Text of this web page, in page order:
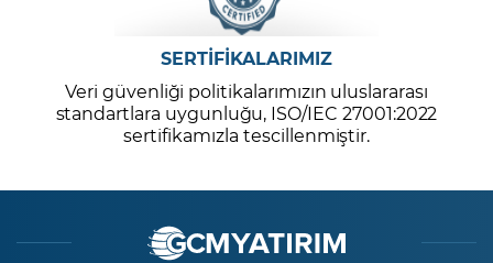
SERTİFİKALARIMIZ
Veri güvenliği politikalarımızın uluslararası
standartlara uygunluğu, ISO/IEC 27001:2022
sertifikamızla tescillenmiştir.